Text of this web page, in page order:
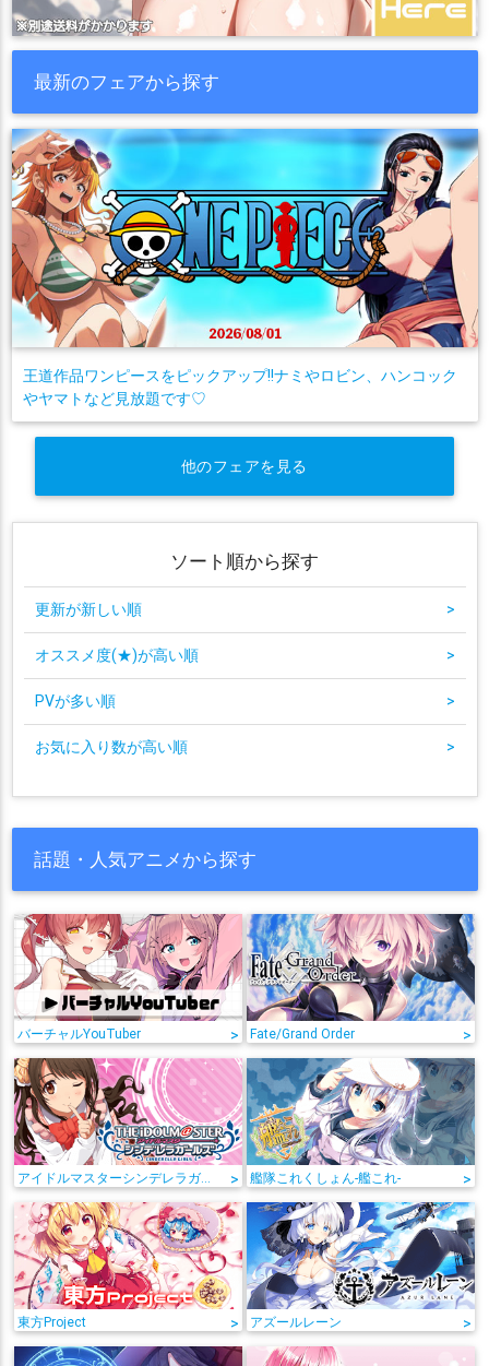
最新のフェアから探す
王道作品ワンピースをピックアップ!!ナミやロビン、ハンコック
やヤマトなど見放題です♡
他のフェアを見る
ソート順から探す
更新が新しい順 >
オススメ度(★)が高い順 >
PVが多い順 >
お気に入り数が高い順 >
話題・人気アニメから探す
バーチャルYouTuber > Fate/Grand Order >
アイドルマスターシンデレラガールズ > 艦隊これくしょん-艦これ- >
東方Project > アズールレーン >